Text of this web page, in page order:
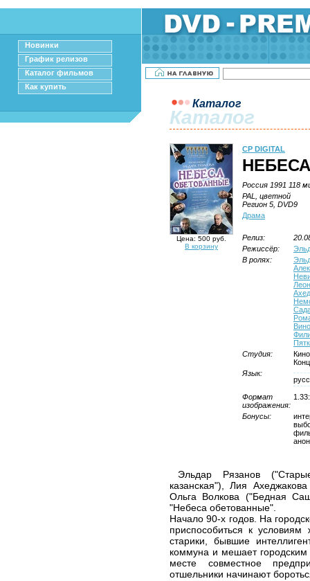
Новинки
График релизов
Каталог фильмов
Как купить
Каталог
Каталог
Цена: 500 руб.
В корзину
CP DIGITAL
Россия 1991 118
PAL, цветной
Регион 5, DVD9
Драма
Релиз:
Режиссёр:
В ролях:
Студия:
Язык:
Формат
изображения:
Бонусы:
Эльдар Рязанов
казанская"), Лия
Ольга Волкова ("Бедная
"Небеса обетованные".
Начало 90-х годов. На
приспособиться к условиям
старики, бывшие
коммуна и мешает
месте совместное
отшельники начинают